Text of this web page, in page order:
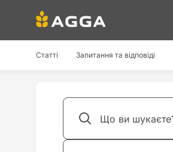
Статті Запитання та відповіді